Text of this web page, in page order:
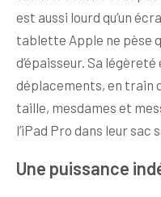
est aussi lourd qu’un
tablette Apple ne pèse
d’épaisseur. Sa
déplacements, en train
taille, mesdames et
l’iPad Pro dans leur sac
Une puissance